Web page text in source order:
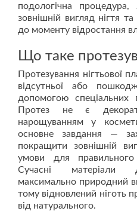
подологічна процедура,
зовнішній вигляд нігтя
до моменту відростання
Що таке
Протезування нігтьової
відсутньої або
допомогою спеціальних
Протез не є
нарощуванням у
основне завдання —
покращити зовнішній
умови для
Сучасні матеріали
максимально природний
тому відновлений ніготь
від натурального.